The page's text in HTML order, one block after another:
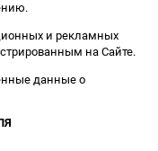
и рекламных
на Сайте.
данные о